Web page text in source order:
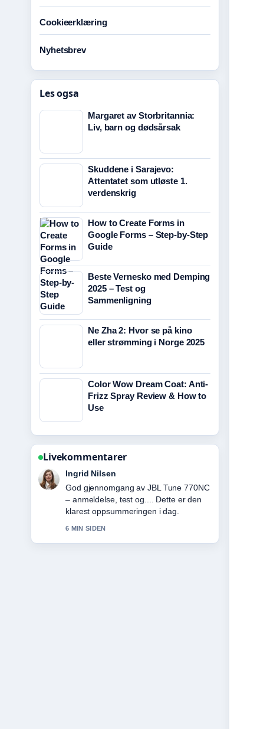
Cookieerklæring
Nyhetsbrev
Les ogsa
Margaret av Storbritannia:
Liv, barn og dødsårsak
Skuddene i Sarajevo:
Attentatet som utløste 1.
verdenskrig
How to Create Forms in
Google Forms – Step-by-Step
Guide
Beste Vernesko med Demping
2025 – Test og
Sammenligning
Ne Zha 2: Hvor se på kino
eller strømming i Norge 2025
Color Wow Dream Coat: Anti-
Frizz Spray Review & How to
Use
Livekommentarer
Sindre Hansen
Folgjer Rampenissen på TV 2:
julekalender med 25... tett – setter pris
pa den balanserte tonen her.
8 MIN SIDEN